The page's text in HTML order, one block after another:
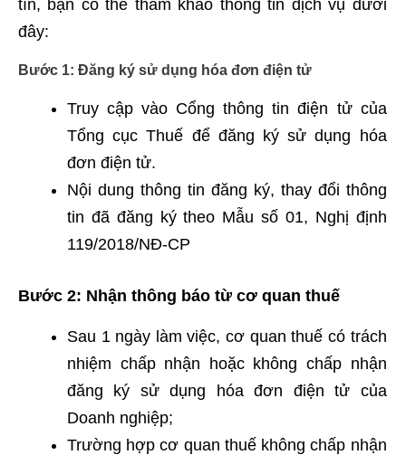
tín, bạn có thể tham khảo thông tin dịch vụ dưới
đây:
Bước 1: Đăng ký sử dụng hóa đơn điện tử
Truy cập vào Cổng thông tin điện tử của
Tổng cục Thuế để đăng ký sử dụng hóa
đơn điện tử.
Nội dung thông tin đăng ký, thay đổi thông
tin đã đăng ký theo Mẫu số 01, Nghị định
119/2018/NĐ-CP
Bước 2: Nhận thông báo từ cơ quan thuế
Sau 1 ngày làm việc, cơ quan thuế có trách
nhiệm chấp nhận hoặc không chấp nhận
đăng ký sử dụng hóa đơn điện tử của
Doanh nghiệp;
Trường hợp cơ quan thuế không chấp nhận